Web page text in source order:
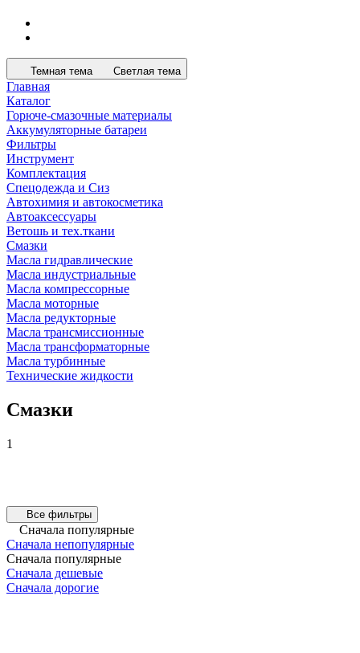
Темная тема Светлая тема
Главная
Каталог
Горюче-смазочные материалы
Аккумуляторные батареи
Фильтры
Инструмент
Комплектация
Спецодежда и Сиз
Автохимия и автокосметика
Автоаксессуары
Ветошь и тех.ткани
Смазки
Масла гидравлические
Масла индустриальные
Масла компрессорные
Масла моторные
Масла редукторные
Масла трансмиссионные
Масла трансформаторные
Масла турбинные
Технические жидкости
Смазки
1
Все фильтры
Сначала популярные
Сначала непопулярные
Сначала популярные
Сначала дешевые
Сначала дорогие